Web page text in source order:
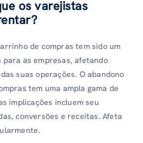
os varejistas
de compras tem sido um
para as empresas, afetando
suas operações. O abandono
tem uma ampla gama de
implicações incluem seu
conversões e receitas. Afeta